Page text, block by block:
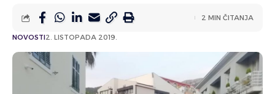
NOVOSTI2. LISTOPADA 2019.
2 MIN ČITANJA